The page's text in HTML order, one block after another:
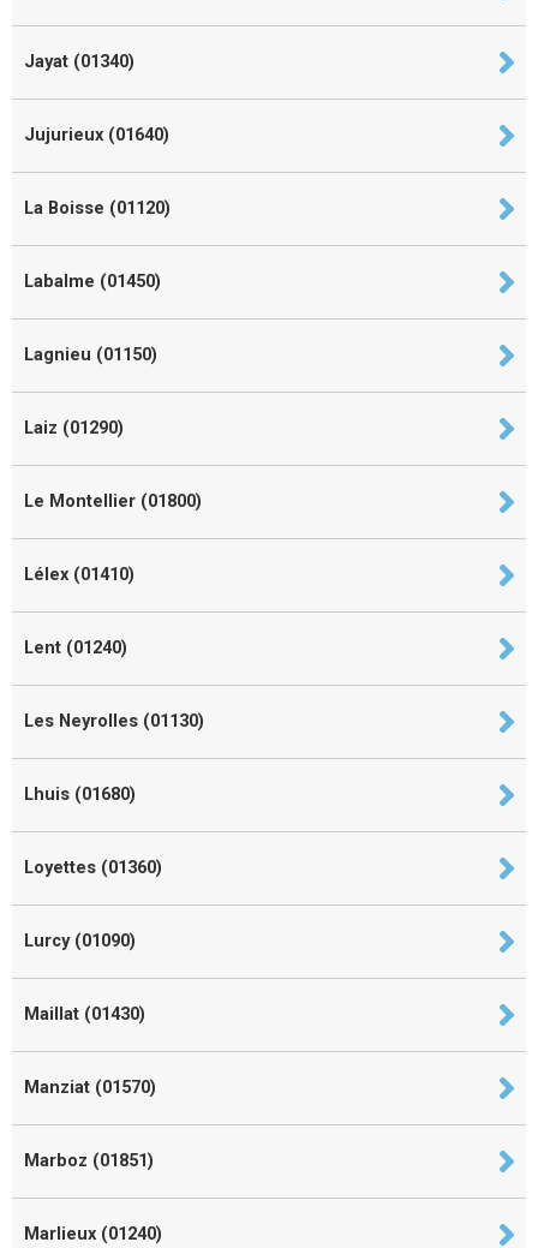
Jayat (01340)
Jujurieux (01640)
La Boisse (01120)
Labalme (01450)
Lagnieu (01150)
Laiz (01290)
Le Montellier (01800)
Lélex (01410)
Lent (01240)
Les Neyrolles (01130)
Lhuis (01680)
Loyettes (01360)
Lurcy (01090)
Maillat (01430)
Manziat (01570)
Marboz (01851)
Marlieux (01240)